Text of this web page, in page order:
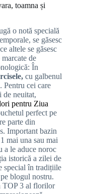
toamna și
o notă specială
se găsesc
altele se găsesc
de
În
cu galbenul
Pentru cei care
de neuitat,
pentru Ziua
perfect pe
parte din
Important bazin
mai una sau mai
a le aduce noroc
istorică a zilei de
special în tradițiile
blogul nostru.
TOP 3 al florilor